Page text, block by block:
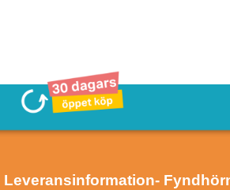
Leveransinformation-